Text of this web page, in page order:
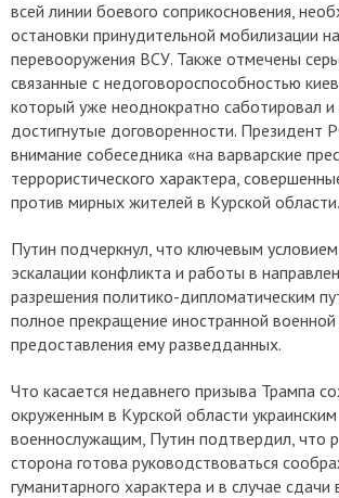
всей линии боевого соприкосновения,
остановки принудительной мобилизации
перевооружения ВСУ. Также отмечены
связанные с недоговороспособностью
который уже неоднократно саботировал и
достигнутые договоренности. Президент
внимание собеседника «на варварские
террористического характера,
против мирных жителей в Курской области.
Путин подчеркнул, что ключевым
эскалации конфликта и работы в
разрешения политико-дипломатическим
полное прекращение иностранной
предоставления ему разведданных.
Что касается недавнего призыва Трампа
окруженным в Курской области украинским
военнослужащим, Путин подтвердил, что
сторона готова руководствоваться
гуманитарного характера и в случае сдачи